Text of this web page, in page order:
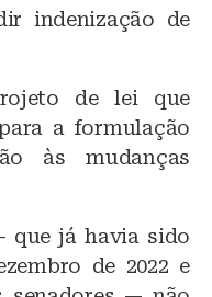
indenização de
de lei que
a formulação
às mudanças
que já havia sido
de 2022 e